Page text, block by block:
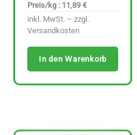
Preis/kg : 11,89 €
inkl. MwSt. – zzgl.
Versandkosten
In den Warenkorb